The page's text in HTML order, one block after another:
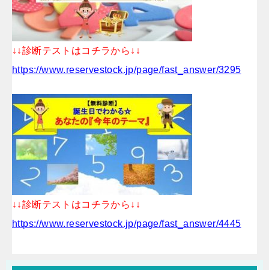
↓↓診断テストはコチラから↓↓
https://www.reservestock.jp/page/fast_answer/3295
↓↓診断テストはコチラから↓↓
https://www.reservestock.jp/page/fast_answer/4445